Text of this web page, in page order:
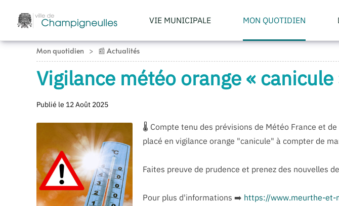
Accéder au contenu principal
VIE MUNICIPALE MON QUOTIDIEN
Mon quotidien 📰 Actualités
Vigilance météo orange «
Publié le 12 Août 2025
🌡️ Compte tenu des prévisions de Météo France et
placé en vigilance orange "canicule" à compter de
Faites preuve de prudence et prenez des nouvelles
Pour plus d'informations ➡️ https://www.meurthe-et-